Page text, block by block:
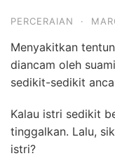
PERCERAIAN ·
Menyakitkan
diancam oleh
sedikit-sedikit
Kalau istri sedikit
tinggalkan. Lalu,
istri?